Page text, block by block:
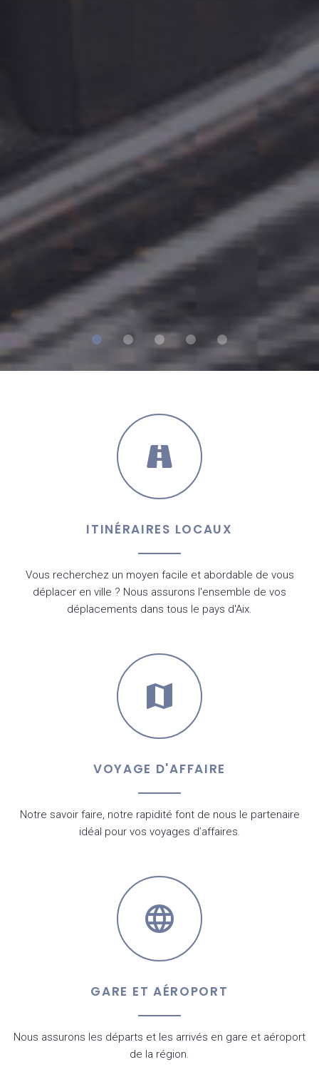
ITINÉRAIRES LOCAUX
Vous recherchez un moyen facile et abordable de vous
déplacer en ville ? Nous assurons l'ensemble de vos
déplacements dans tous le pays d'Aix.
VOYAGE D'AFFAIRE
Notre savoir faire, notre rapidité font de nous le partenaire
idéal pour vos voyages d’affaires.
GARE ET AÉROPORT
Nous assurons les départs et les arrivés en gare et aéroport
de la région.